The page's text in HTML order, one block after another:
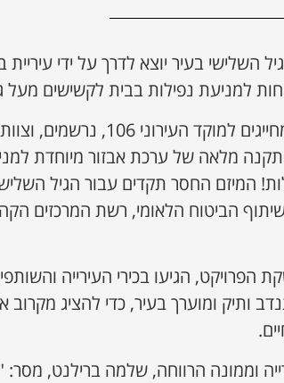
השלישי בעיר יוצא לדרך על ידי
למניעת נפילות בבית לקשישים מעל
איך מבצעים זאת? מחייגים
מלאה של ערכת אבזור מיוחדת
המיזם החסר תקדים עבור הגיל
הביטוח הלאומי, רשת המרכזים
הגיעו בכירי העירייה
ותיק ומוערך בעיר, כדי להציג מקרוב
וממונה הרווחה, שלמה ברילנט, מסר: